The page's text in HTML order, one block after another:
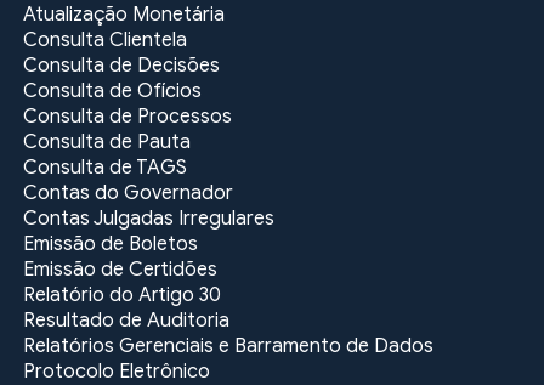
Atualização Monetária
Consulta Clientela
Consulta de Decisões
Consulta de Ofícios
Consulta de Processos
Consulta de Pauta
Consulta de TAGS
Contas do Governador
Contas Julgadas Irregulares
Emissão de Boletos
Emissão de Certidões
Relatório do Artigo 30
Resultado de Auditoria
Relatórios Gerenciais e Barramento de Dados
Protocolo Eletrônico